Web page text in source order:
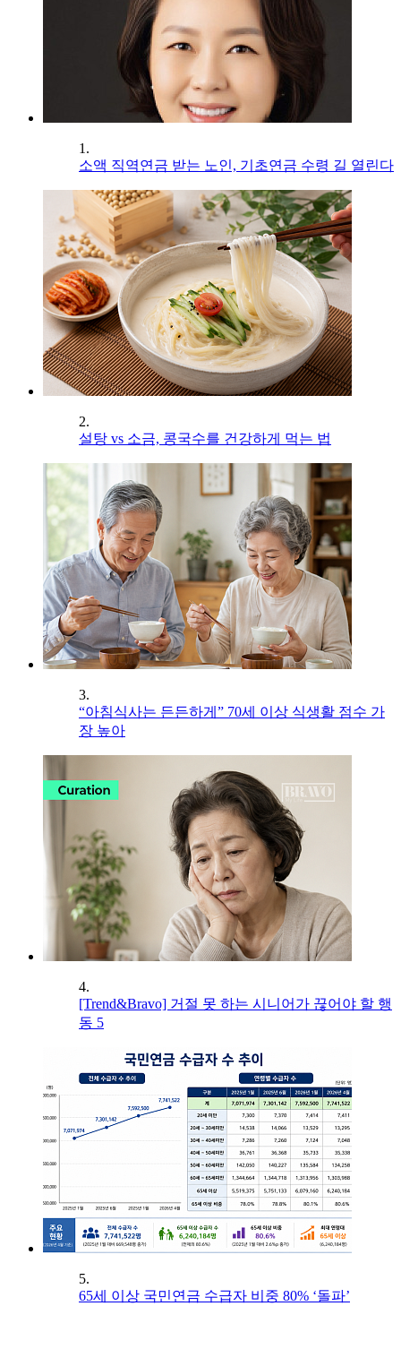
1.
소액 직역연금 받는 노인, 기초연금 수령 길 열린다
2.
설탕 vs 소금, 콩국수를 건강하게 먹는 법
3.
“아침식사는 든든하게” 70세 이상 식생활 점수 가
장 높아
4.
[Trend&Bravo] 거절 못 하는 시니어가 끊어야 할 행
동 5
5.
65세 이상 국민연금 수급자 비중 80% ‘돌파’